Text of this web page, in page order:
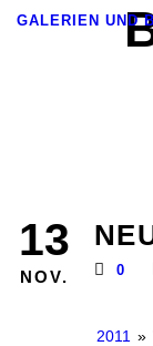
GALERIEN UND
13
NOV. 0
2011 »